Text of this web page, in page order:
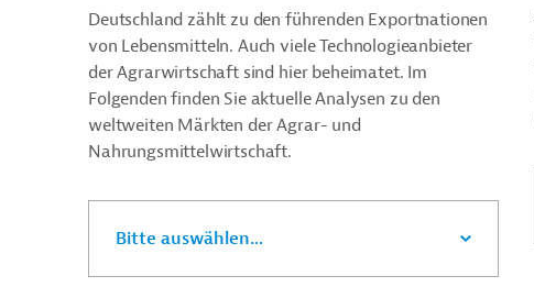
Deutschland zählt zu den führenden Exportnationen
von Lebensmitteln. Auch viele Technologieanbieter
der Agrarwirtschaft sind hier beheimatet. Im
Folgenden finden Sie aktuelle Analysen zu den
weltweiten Märkten der Agrar- und
Nahrungsmittelwirtschaft.
Bitte auswählen...